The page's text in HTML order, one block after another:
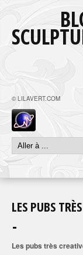
© LILAVERT.COM
LES PUBS
Les pubs très